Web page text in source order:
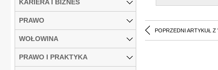
POPRZEDNI ARTYKUŁ Z
KARIERA I BIZNES
PRAWO
WOŁOWINA
PRAWO I PRAKTYKA